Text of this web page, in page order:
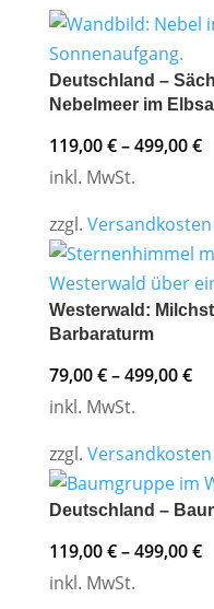
Deutschland –
Nebelmeer im
119,00€–499,00€
inkl. MwSt.
zzgl. Versandkosten
Westerwald:
Barbaraturm
79,00€–499,00€
inkl. MwSt.
zzgl. Versandkosten
Deutschland –
119,00€–499,00€
inkl. MwSt.